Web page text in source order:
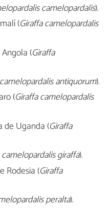
camelopardalis).
(Giraffa camelopardalis
(Giraffa
antiquorum).
(Giraffa camelopardalis
de Uganda (Giraffa
camelopardalis giraffa).
Rodesia (Giraffa
peralta).